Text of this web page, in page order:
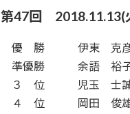
第47回
優 勝 伊東 克
準優勝 余語 裕
３ 位 児玉 士
４ 位 岡田 俊